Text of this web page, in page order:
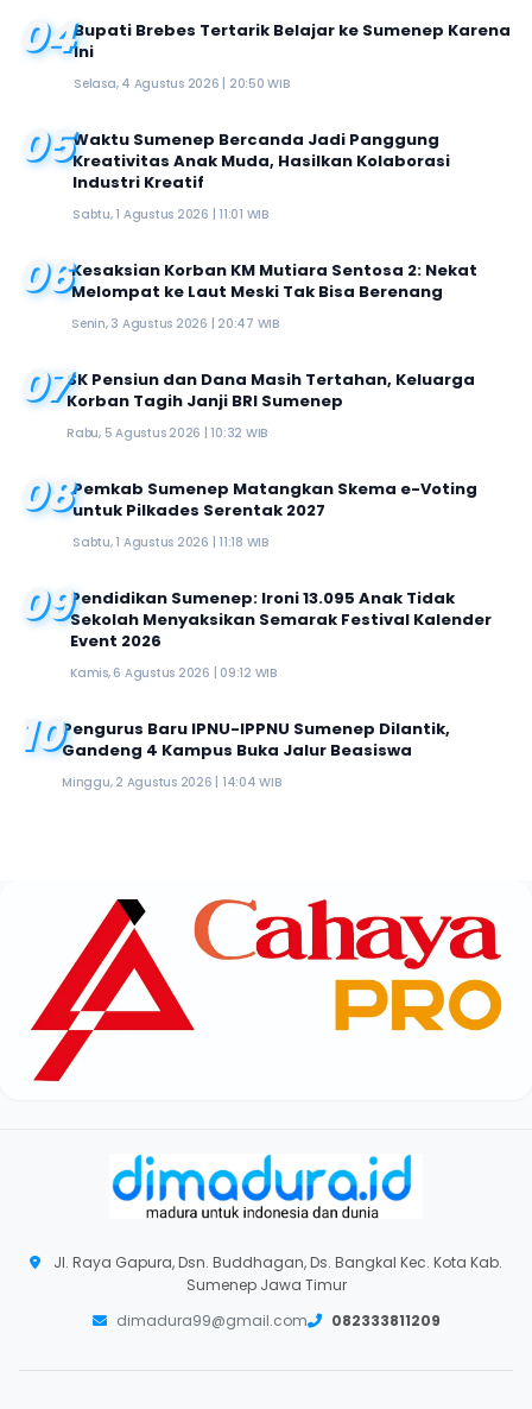
04Bupati Brebes Tertarik Belajar ke Sumenep Karena
Ini
Selasa, 4 Agustus 2026 | 20:50 WIB
05Waktu Sumenep Bercanda Jadi Panggung
Kreativitas Anak Muda, Hasilkan Kolaborasi
Industri Kreatif
Sabtu, 1 Agustus 2026 | 11:01 WIB
06Kesaksian Korban KM Mutiara Sentosa 2: Nekat
Melompat ke Laut Meski Tak Bisa Berenang
Senin, 3 Agustus 2026 | 20:47 WIB
07SK Pensiun dan Dana Masih Tertahan, Keluarga
Korban Tagih Janji BRI Sumenep
Rabu, 5 Agustus 2026 | 10:32 WIB
08Pemkab Sumenep Matangkan Skema e-Voting
untuk Pilkades Serentak 2027
Sabtu, 1 Agustus 2026 | 11:18 WIB
09Pendidikan Sumenep: Ironi 13.095 Anak Tidak
Sekolah Menyaksikan Semarak Festival Kalender
Event 2026
Kamis, 6 Agustus 2026 | 09:12 WIB
10Pengurus Baru IPNU-IPPNU Sumenep Dilantik,
Gandeng 4 Kampus Buka Jalur Beasiswa
Minggu, 2 Agustus 2026 | 14:04 WIB
Jl. Raya Gapura, Dsn. Buddhagan, Ds. Bangkal Kec. Kota Kab.
Sumenep Jawa Timur
dimadura99@gmail.com
082333811209